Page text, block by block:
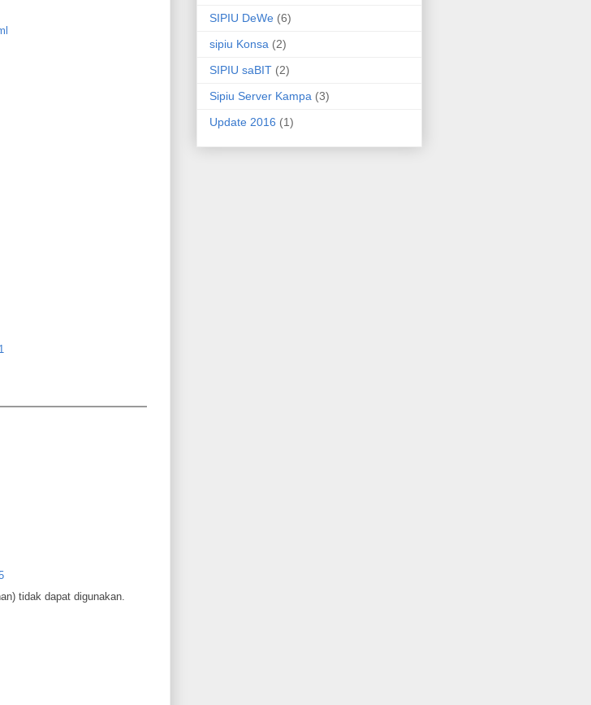
tidak dapat digunakan.
SIPIU DeWe (6)
sipiu Konsa (2)
SIPIU saBIT (2)
Sipiu Server Kampa (3)
Update 2016 (1)